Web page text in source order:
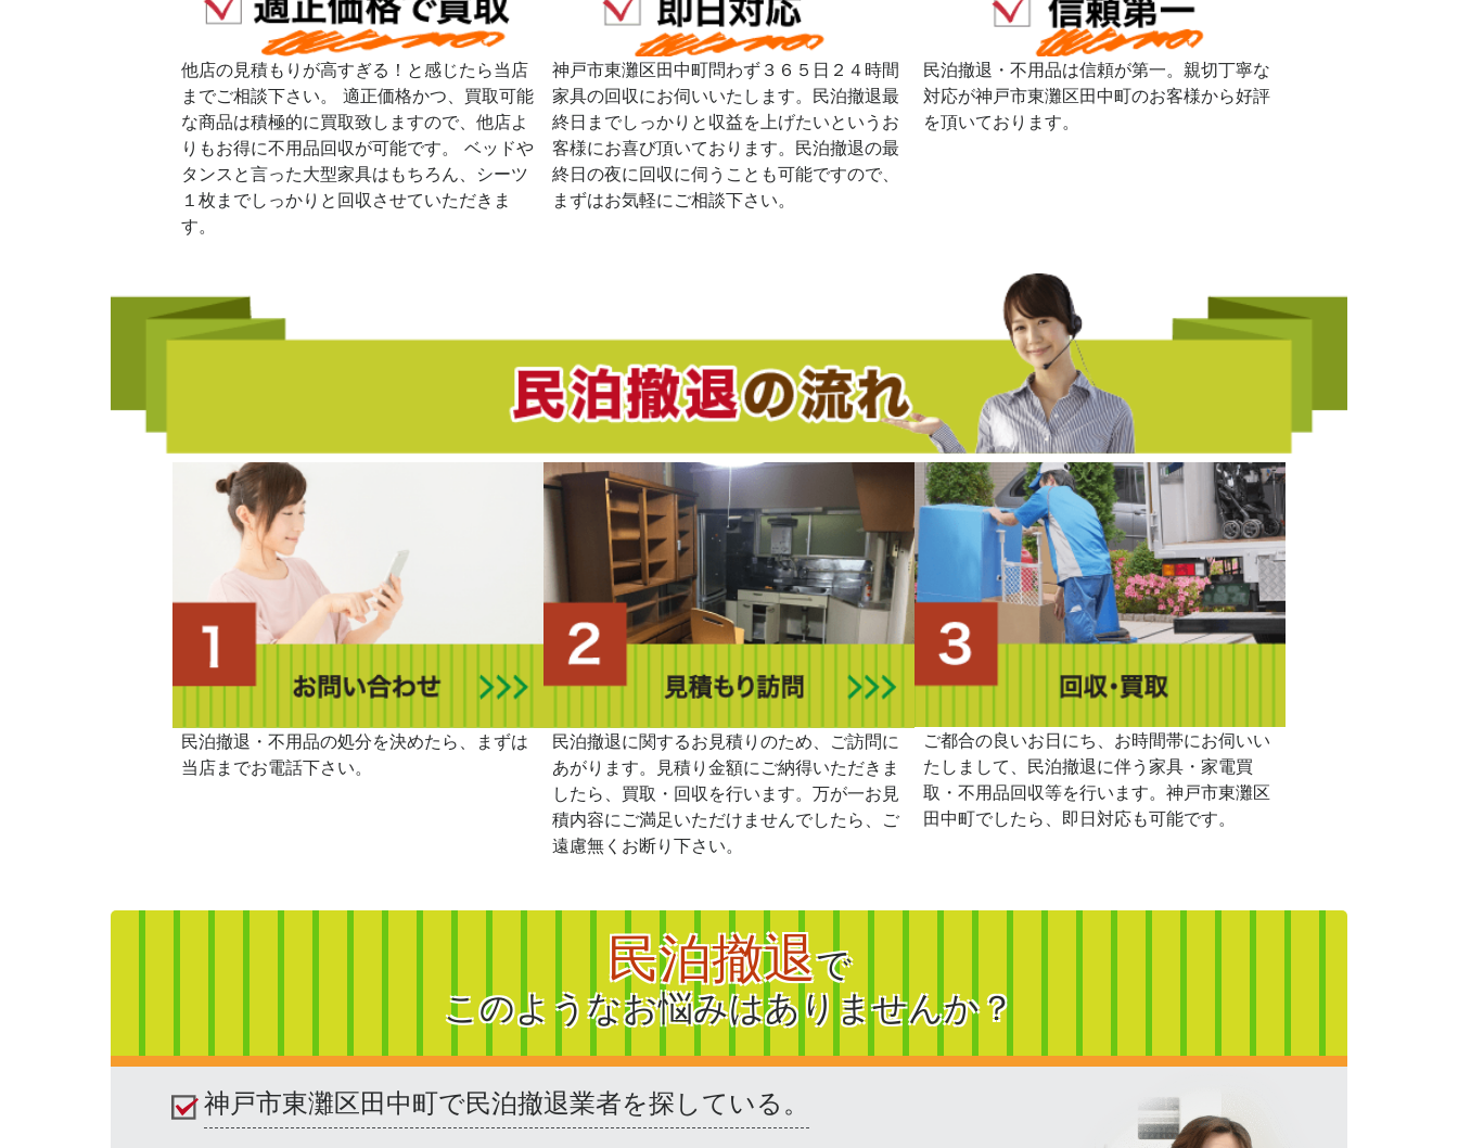
他店の見積もりが高すぎる！と感じたら当店
までご相談下さい。 適正価格かつ、買取可能
な商品は積極的に買取致しますので、他店よ
りもお得に不用品回収が可能です。 ベッドや
タンスと言った大型家具はもちろん、シーツ
１枚までしっかりと回収させていただきま
す。
神戸市東灘区田中町問わず３６５日２４時間
家具の回収にお伺いいたします。民泊撤退最
終日までしっかりと収益を上げたいというお
客様にお喜び頂いております。民泊撤退の最
終日の夜に回収に伺うことも可能ですので、
まずはお気軽にご相談下さい。
民泊撤退・不用品は信頼が第一。親切丁寧な
対応が神戸市東灘区田中町のお客様から好評
を頂いております。
民泊撤退・不用品の処分を決めたら、まずは
当店までお電話下さい。
民泊撤退に関するお見積りのため、ご訪問に
あがります。見積り金額にご納得いただきま
したら、買取・回収を行います。万が一お見
積内容にご満足いただけませんでしたら、ご
遠慮無くお断り下さい。
ご都合の良いお日にち、お時間帯にお伺いい
たしまして、民泊撤退に伴う家具・家電買
取・不用品回収等を行います。神戸市東灘区
田中町でしたら、即日対応も可能です。
民泊撤退で
このようなお悩みはありませんか？
神戸市東灘区田中町で民泊撤退業者を探している。